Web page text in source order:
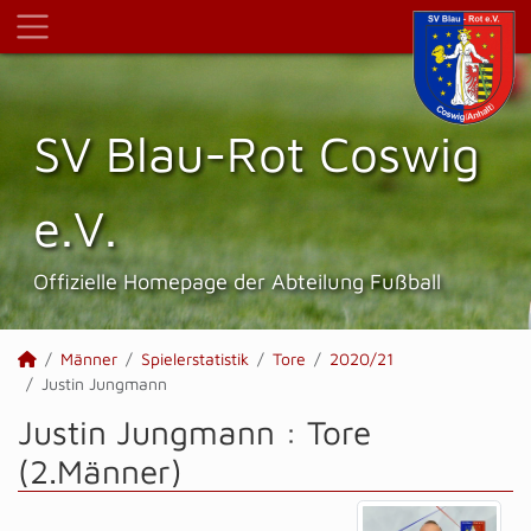
SV Blau-Rot Coswig
e.V.
Offizielle Homepage der Abteilung Fußball
Männer Spielerstatistik Tore
2020/21
Justin Jungmann
Justin Jungmann : Tore
(2.Männer)